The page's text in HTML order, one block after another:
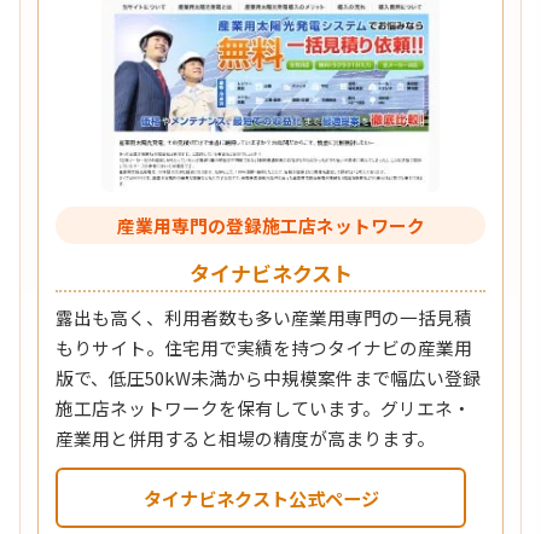
産業用専門の登録施工店ネットワーク
タイナビネクスト
露出も高く、利用者数も多い産業用専門の一括見積
もりサイト。住宅用で実績を持つタイナビの産業用
版で、低圧50kW未満から中規模案件まで幅広い登録
施工店ネットワークを保有しています。グリエネ・
産業用と併用すると相場の精度が高まります。
タイナビネクスト公式ページ